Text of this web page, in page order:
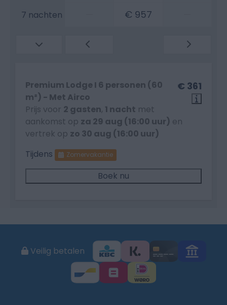
7 nachten € 957
€ 361
Premium Lodge I 6 personen (60
m²) - Met Airco
Prijs voor 2 gasten, 1 nacht met
aankomst op za 29 aug (16:00 uur) en
vertrek op zo 30 aug (16:00 uur)
Tijdens
Zomervakantie
Boek nu
Veilig betalen